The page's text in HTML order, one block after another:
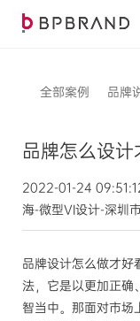
全部案例 品牌
品牌怎么设计
2022-01-24
海-微型VI设计-深圳
品牌设计怎么做才好
法，它是以更加正确
智当中。那面对市场